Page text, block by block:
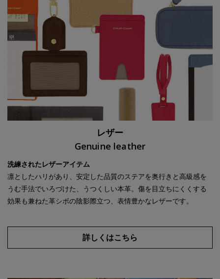
レザー
Genuine leather
洗練されたレザーアイテム
凛としたハリがあり、安定した品質のステアを奥行きと高級感を
うむ手法でいろづけた、うつくしい本革。傷を目立ちにくくする
効果も兼ねた革シボの陰影際立つ、表情豊かなレザーです。
詳しくはこちら